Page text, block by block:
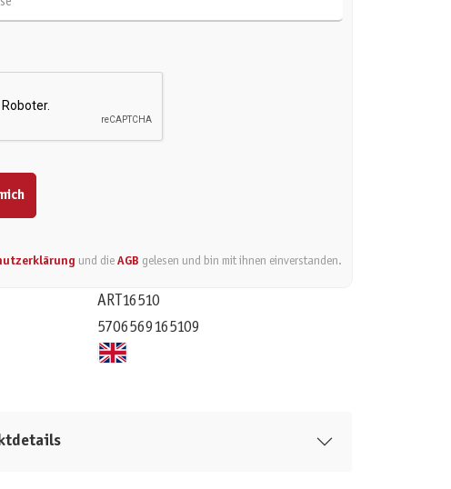
und dieAGB gelesen und bin mit ihnen einverstanden.
ART16510
5706569165109